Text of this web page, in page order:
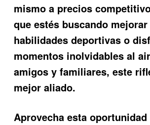
mismo a precios
que estés buscando
habilidades deportivas o
momentos inolvidables al
amigos y familiares, este
mejor aliado.
Aprovecha esta